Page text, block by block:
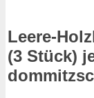
Leere-
(3 Stück)